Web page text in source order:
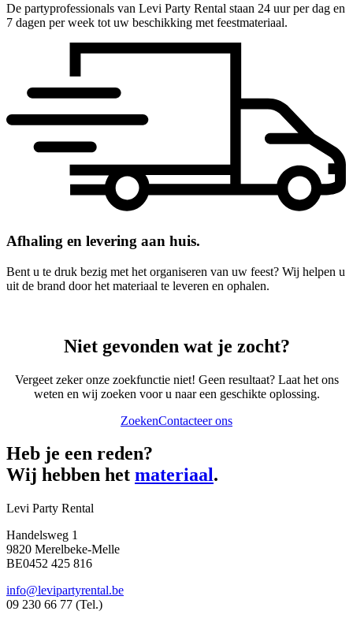
De partyprofessionals van Levi Party Rental staan 24 uur per dag en
7 dagen per week tot uw beschikking met feestmateriaal.
Afhaling en levering aan huis.
Bent u te druk bezig met het organiseren van uw feest? Wij helpen u
uit de brand door het materiaal te leveren en ophalen.
Niet gevonden wat je zocht?
Vergeet zeker onze zoekfunctie niet! Geen resultaat? Laat het ons
weten en wij zoeken voor u naar een geschikte oplossing.
ZoekenContacteer ons
Heb je een reden?
Wij hebben het materiaal.
Levi Party Rental
Handelsweg 1
9820 Merelbeke-Melle
BE0452 425 816
info@levipartyrental.be
09 230 66 77 (Tel.)